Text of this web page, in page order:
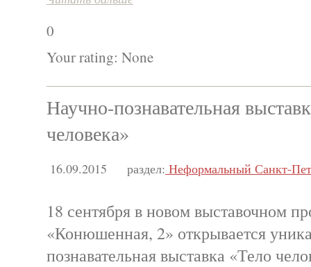
0
Your rating: None
Научно-познавательная
человека»
16.09.2015 раздел: Неформальный Санкт-
18 сентября в новом выставочном
«Конюшенная, 2» открывается
познавательная выставка «Тело